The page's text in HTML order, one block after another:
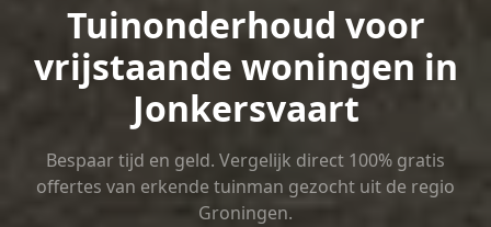
Tuinonderhoud voor
vrijstaande woningen in
Jonkersvaart
Bespaar tijd en geld. Vergelijk direct 100% gratis
offertes van erkende tuinman gezocht uit de regio
Groningen.